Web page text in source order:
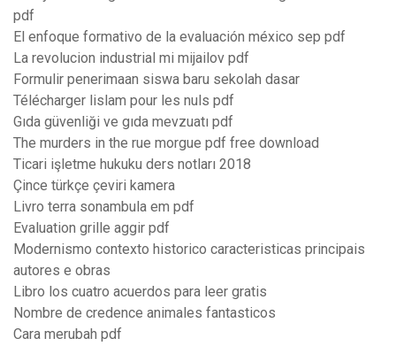
pdf
El enfoque formativo de la evaluación méxico sep pdf
La revolucion industrial mi mijailov pdf
Formulir penerimaan siswa baru sekolah dasar
Télécharger lislam pour les nuls pdf
Gıda güvenliği ve gıda mevzuatı pdf
The murders in the rue morgue pdf free download
Ticari işletme hukuku ders notları 2018
Çince türkçe çeviri kamera
Livro terra sonambula em pdf
Evaluation grille aggir pdf
Modernismo contexto historico caracteristicas principais
autores e obras
Libro los cuatro acuerdos para leer gratis
Nombre de credence animales fantasticos
Cara merubah pdf